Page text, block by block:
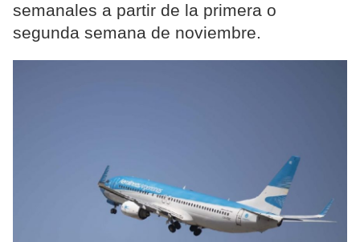
semanales a partir de la primera o
segunda semana de noviembre.